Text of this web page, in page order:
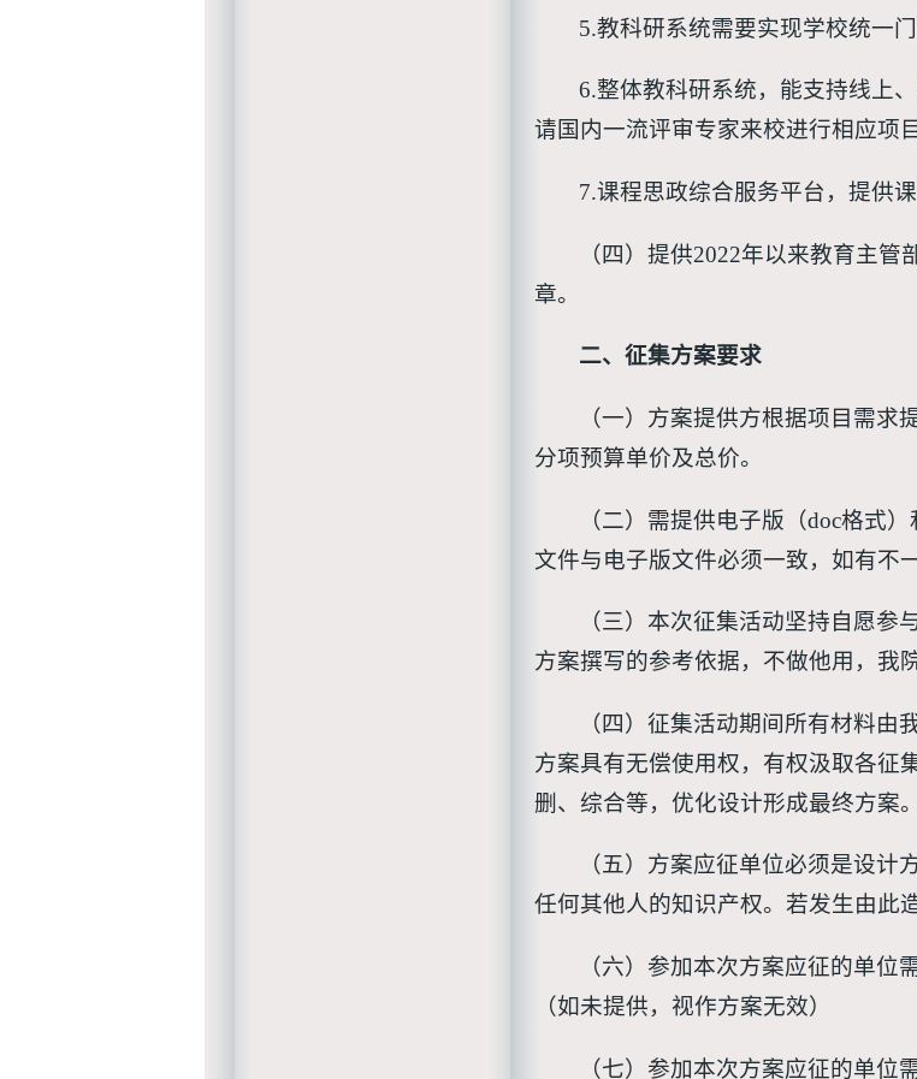
5.教科研系统需要实现学校统一门
6.整体教科研系统，能支持线上
请国内一流评审专家来校进行相应项
7.课程思政综合服务平台，提供
（四）提供2022年以来教育主
章。
二、征集方案要求
（一）方案提供方根据项目需求
分项预算单价及总价。
（二）需提供电子版（doc格式
文件与电子版文件必须一致，如有不
（三）本次征集活动坚持自愿
方案撰写的参考依据，不做他用，我
（四）征集活动期间所有材料
方案具有无偿使用权，有权汲取各征
删、综合等，优化设计形成最终方案
（五）方案应征单位必须是设
任何其他人的知识产权。若发生由此
（六）参加本次方案应征的单位
（如未提供，视作方案无效）
（七）参加本次方案应征的单